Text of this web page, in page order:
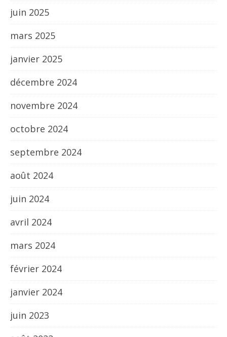
juin 2025
mars 2025
janvier 2025
décembre 2024
novembre 2024
octobre 2024
septembre 2024
août 2024
juin 2024
avril 2024
mars 2024
février 2024
janvier 2024
juin 2023